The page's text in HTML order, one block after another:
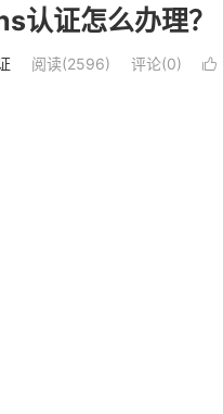
认证怎么办理？
阅读(2596) 评论(0) 